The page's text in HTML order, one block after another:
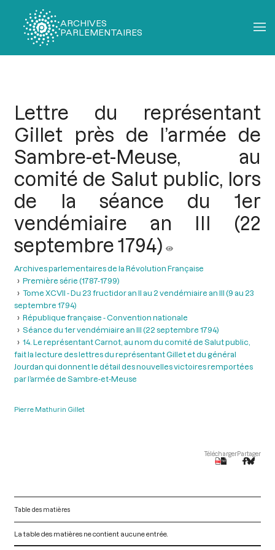
ARCHIVES
PARLEMENTAIRES
Lettre du représentant
Gillet près de l’armée de
Sambre-et-Meuse, au
comité de Salut public, lors
de la séance du 1er
vendémiaire an III (22
septembre 1794)
Archives parlementaires de la Révolution Française
Première série (1787-1799)
Tome XCVII - Du 23 fructidor an II au 2 vendémiaire an III (9 au 23
septembre 1794)
République française - Convention nationale
Séance du 1er vendémiaire an III (22 septembre 1794)
14. Le représentant Carnot, au nom du comité de Salut public,
fait la lecture des lettres du représentant Gillet et du général
Jourdan qui donnent le détail des nouvelles victoires remportées
par l’armée de Sambre-et-Meuse
Pierre Mathurin Gillet
TéléchargerPartager
Table des matières
La table des matières ne contient aucune entrée.